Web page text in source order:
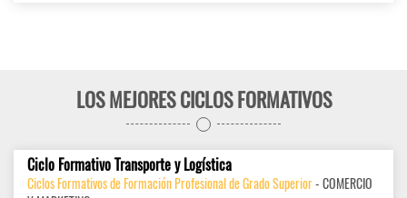
LOS MEJORES CICLOS FORMATIVOS
Ciclo Formativo Transporte y Logística
Ciclos Formativos de Formación Profesional de Grado Superior- COMERCIO